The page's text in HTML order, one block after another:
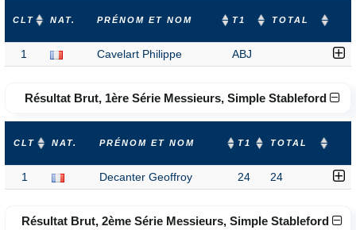
CLT NAT. PRÉNOM ET NOM T1 TOTAL
1 Cavelart Philippe ABJ
Résultat Brut, 1ère Série Messieurs, Simple Stableford
CLT NAT. PRÉNOM ET NOM T1 TOTAL
1 Decanter Geoffroy 24 24
Résultat Brut, 2ème Série Messieurs, Simple Stableford